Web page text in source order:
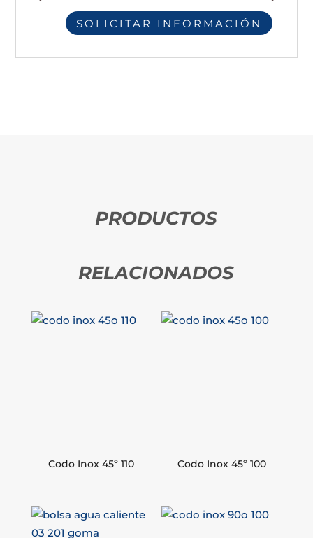
PRODUCTOS
RELACIONADOS
Codo Inox 45º 110 Codo Inox 45º 100